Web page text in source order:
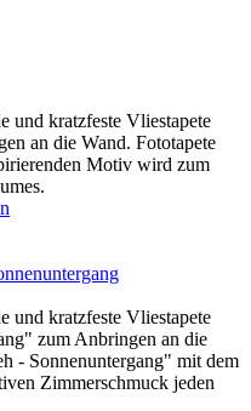
und kratzfeste Vliestapete
an die Wand. Fototapete
Motiv wird zum
und kratzfeste Vliestapete
zum Anbringen an die
- Sonnenuntergang" mit dem
Zimmerschmuck jeden